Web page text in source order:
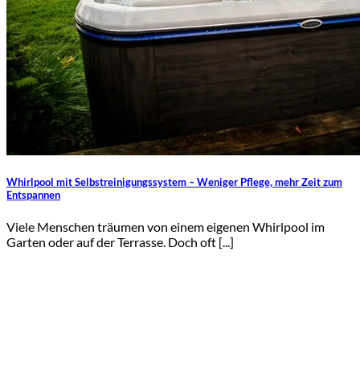
Whirlpool mit Selbstreinigungssystem – Weniger Pflege, mehr Zeit zum
Entspannen
Viele Menschen träumen von einem eigenen Whirlpool im
Garten oder auf der Terrasse. Doch oft [...]